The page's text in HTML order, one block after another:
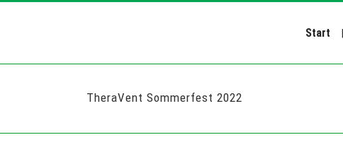
Start
TheraVent Sommerfest 2022